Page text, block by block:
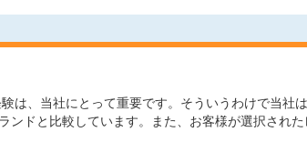
は、当社にとって重要です。そういうわけで当
ンドと比較しています。また、お客様が選択され